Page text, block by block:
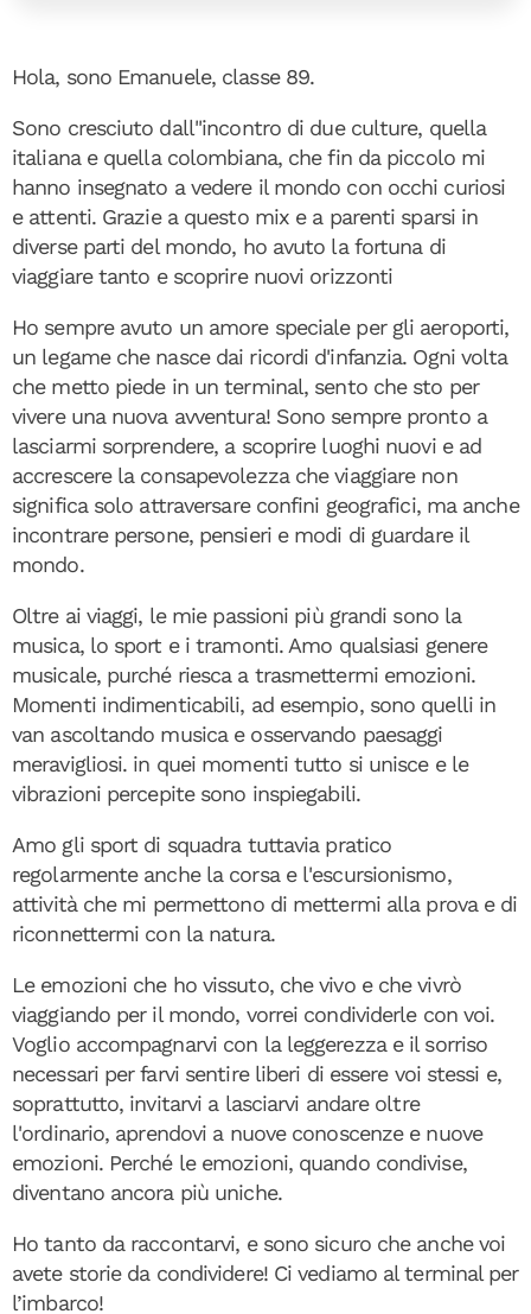
Hola, sono Emanuele, classe 89.
Sono cresciuto dall''incontro di due culture, quella
italiana e quella colombiana, che fin da piccolo mi
hanno insegnato a vedere il mondo con occhi curiosi
e attenti. Grazie a questo mix e a parenti sparsi in
diverse parti del mondo, ho avuto la fortuna di
viaggiare tanto e scoprire nuovi orizzonti
Ho sempre avuto un amore speciale per gli aeroporti,
un legame che nasce dai ricordi d'infanzia. Ogni volta
che metto piede in un terminal, sento che sto per
vivere una nuova avventura! Sono sempre pronto a
lasciarmi sorprendere, a scoprire luoghi nuovi e ad
accrescere la consapevolezza che viaggiare non
significa solo attraversare confini geografici, ma anche
incontrare persone, pensieri e modi di guardare il
mondo.
Oltre ai viaggi, le mie passioni più grandi sono la
musica, lo sport e i tramonti. Amo qualsiasi genere
musicale, purché riesca a trasmettermi emozioni.
Momenti indimenticabili, ad esempio, sono quelli in
van ascoltando musica e osservando paesaggi
meravigliosi. in quei momenti tutto si unisce e le
vibrazioni percepite sono inspiegabili.
Amo gli sport di squadra tuttavia pratico
regolarmente anche la corsa e l'escursionismo,
attività che mi permettono di mettermi alla prova e di
riconnettermi con la natura.
Le emozioni che ho vissuto, che vivo e che vivrò
viaggiando per il mondo, vorrei condividerle con voi.
Voglio accompagnarvi con la leggerezza e il sorriso
necessari per farvi sentire liberi di essere voi stessi e,
soprattutto, invitarvi a lasciarvi andare oltre
l'ordinario, aprendovi a nuove conoscenze e nuove
emozioni. Perché le emozioni, quando condivise,
diventano ancora più uniche.
Ho tanto da raccontarvi, e sono sicuro che anche voi
avete storie da condividere! Ci vediamo al terminal per
l’imbarco!